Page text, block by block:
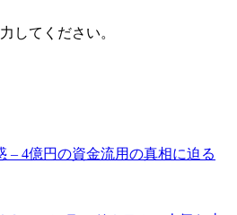
してください。
– 4億円の資金流用の真相に迫る